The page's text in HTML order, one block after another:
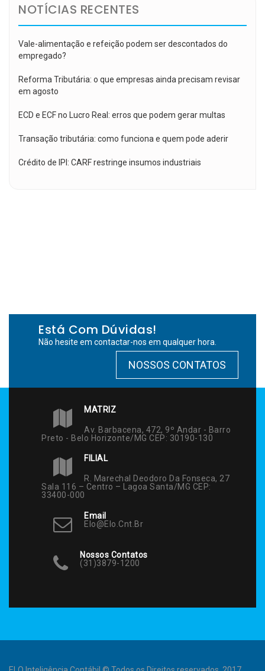
NOTÍCIAS RECENTES
Vale-alimentação e refeição podem ser descontados do
empregado?
Reforma Tributária: o que empresas ainda precisam revisar
em agosto
ECD e ECF no Lucro Real: erros que podem gerar multas
Transação tributária: como funciona e quem pode aderir
Crédito de IPI: CARF restringe insumos industriais
Está Com Dúvidas!
Não hesite em contactar-nos em qualquer hora.
NOSSOS CONTATOS
MATRIZ
Av. Barbacena, 472, 9º Andar - Barro
Preto - Belo Horizonte/MG CEP: 30190-130
FILIAL
R. Marechal Deodoro Da Fonseca, 27
Sala 116 – Centro – Lagoa Santa/MG CEP:
33400-000
Email
Elo@elo.cnt.br
Nossos Contatos
(31)3879-1200